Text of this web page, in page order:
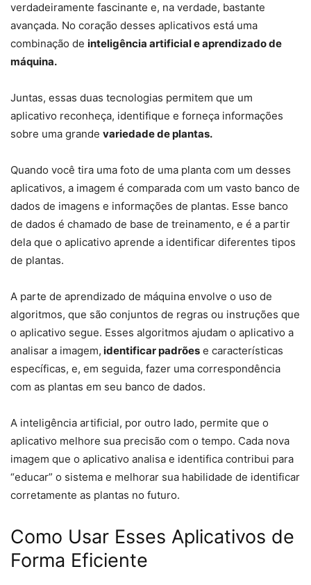
verdadeiramente fascinante e, na verdade, bastante
avançada. No coração desses aplicativos está uma
combinação de inteligência artificial e aprendizado de
máquina.
Juntas, essas duas tecnologias permitem que um
aplicativo reconheça, identifique e forneça informações
sobre uma grande variedade de plantas.
Quando você tira uma foto de uma planta com um desses
aplicativos, a imagem é comparada com um vasto banco de
dados de imagens e informações de plantas. Esse banco
de dados é chamado de base de treinamento, e é a partir
dela que o aplicativo aprende a identificar diferentes tipos
de plantas.
A parte de aprendizado de máquina envolve o uso de
algoritmos, que são conjuntos de regras ou instruções que
o aplicativo segue. Esses algoritmos ajudam o aplicativo a
analisar a imagem, identificar padrões e características
específicas, e, em seguida, fazer uma correspondência
com as plantas em seu banco de dados.
A inteligência artificial, por outro lado, permite que o
aplicativo melhore sua precisão com o tempo. Cada nova
imagem que o aplicativo analisa e identifica contribui para
“educar” o sistema e melhorar sua habilidade de identificar
corretamente as plantas no futuro.
Como Usar Esses Aplicativos de
Forma Eficiente